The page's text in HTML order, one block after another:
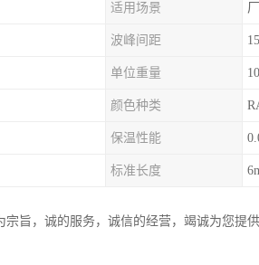
适用场景
波峰间距
单位重量
颜色种类
保温性能
标准长度
旨，诚的服务，诚信的经营，竭诚为您提